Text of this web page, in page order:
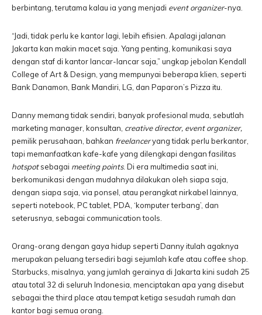
berbintang, terutama kalau ia yang menjadi event organizer-nya.
“Jadi, tidak perlu ke kantor lagi, lebih efisien. Apalagi jalanan
Jakarta kan makin macet saja. Yang penting, komunikasi saya
dengan staf di kantor lancar-lancar saja,” ungkap jebolan Kendall
College of Art & Design, yang mempunyai beberapa klien, seperti
Bank Danamon, Bank Mandiri, LG, dan Paparon’s Pizza itu.
Danny memang tidak sendiri, banyak profesional muda, sebutlah
marketing manager, konsultan, creative director, event organizer,
pemilik perusahaan, bahkan freelanceryang tidak perlu berkantor,
tapi memanfaatkan kafe-kafe yang dilengkapi dengan fasilitas
hotspotsebagai meeting points. Di era multimedia saat ini,
berkomunikasi dengan mudahnya dilakukan oleh siapa saja,
dengan siapa saja, via ponsel, atau perangkat nirkabel lainnya,
seperti notebook, PC tablet, PDA, ‘komputer terbang’, dan
seterusnya, sebagai communication tools.
Orang-orang dengan gaya hidup seperti Danny itulah agaknya
merupakan peluang tersediri bagi sejumlah kafe atau coffee shop.
Starbucks, misalnya, yang jumlah gerainya di Jakarta kini sudah 25
atau total 32 di seluruh Indonesia, menciptakan apa yang disebut
sebagai the third place atau tempat ketiga sesudah rumah dan
kantor bagi semua orang.